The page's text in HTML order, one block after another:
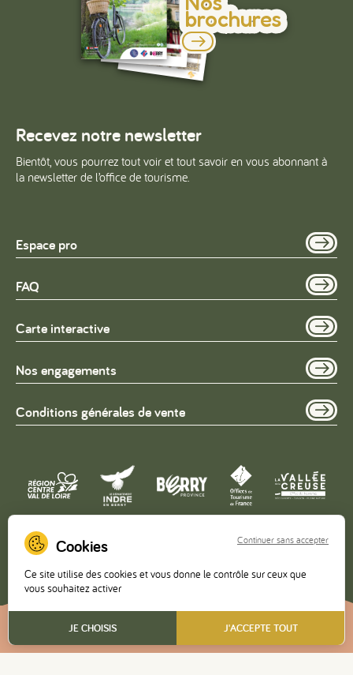
FR
brochures
Recevez notre newsletter
Bientôt, vous pourrez tout voir et tout savoir en vous abonnant à
la newsletter de l’office de tourisme.
Espace pro
FAQ
Carte interactive
Nos engagements
Conditions générales de vente
Copyright © 2026 – Office de Tourisme de la Vallée de la
Creuse •Mentions légales •Politique de confidentialité
par l'agence
Ce site utilise des cookies et vous donne le contrôle sur ceux que
vous souhaitez activer
J'ACCEPTE TOUT
Continuer sans accepter
JE CHOISIS